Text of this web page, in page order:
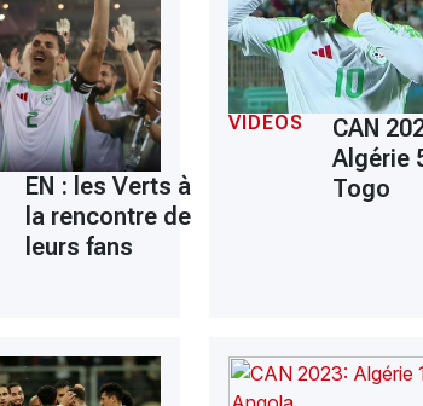
EN : les Verts à
la rencontre de
leurs fans
VIDÉOS
CAN
Algérie
Togo